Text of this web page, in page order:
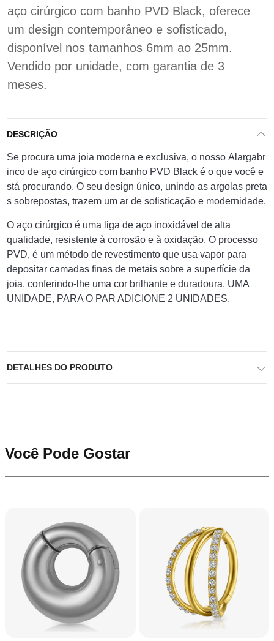
aço cirúrgico com banho PVD Black, oferece
um design contemporâneo e sofisticado,
disponível nos tamanhos 6mm ao 25mm.
Vendido por unidade, com garantia de 3
meses.
DESCRIÇÃO
Se procura uma joia moderna e exclusiva, o nosso Al argabr
inco de aço cirúrgico com banho PVD Black é o que você e
stá procurando. O seu design único, unindo as argolas preta
s sobrepostas, trazem um ar de sofisticação e modernidade.
O aço cirúrgico é uma liga de aço inoxidável de alta
qualidade, resistente à corrosão e à oxidação. O processo
PVD, é um método de revestimento que usa vapor para
depositar camadas finas de metais sobre a superfície da
joia, conferindo-lhe uma cor brilhante e duradoura. UMA
UNIDADE, PARA O PAR ADICIONE 2 UNIDADES.
DETALHES DO PRODUTO
Você Pode Gostar